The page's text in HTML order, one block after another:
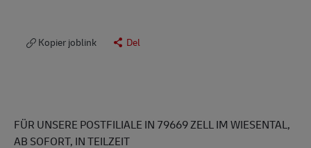
Kopier joblink Del
FÜR UNSERE POSTFILIALE IN 79669 ZELL IM WIESENTAL,
AB SOFORT, IN TEILZEIT